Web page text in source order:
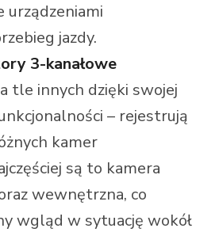
urządzeniami
jazdy.
3-kanałowe
tle innych dzięki swojej
– rejestrują
kamer
są to kamera
wewnętrzna, co
wgląd w sytuację wokół